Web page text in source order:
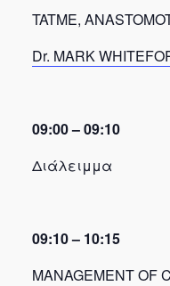
TATME,
Dr. MARK
09:00 – 09:10
Διάλειμμα
09:10 – 10:15
MANAGEMENT OF